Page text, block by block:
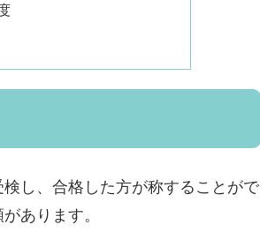
し、合格した方が称することがで
あります。